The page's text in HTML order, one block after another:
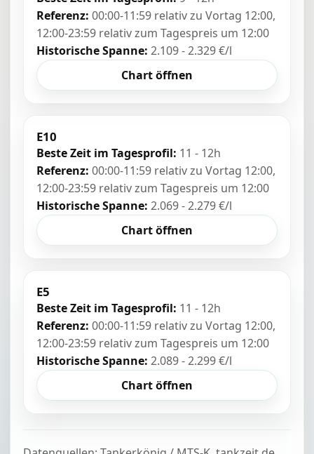
Referenz: 00:00-11:59 relativ zu Vortag 12:00,
12:00-23:59 relativ zum Tagespreis um 12:00
Historische Spanne: 2.109 - 2.329 €/l
Chart öffnen
E10
Beste Zeit im Tagesprofil: 11 - 12h
Referenz: 00:00-11:59 relativ zu Vortag 12:00,
12:00-23:59 relativ zum Tagespreis um 12:00
Historische Spanne: 2.069 - 2.279 €/l
Chart öffnen
E5
Beste Zeit im Tagesprofil: 11 - 12h
Referenz: 00:00-11:59 relativ zu Vortag 12:00,
12:00-23:59 relativ zum Tagespreis um 12:00
Historische Spanne: 2.089 - 2.299 €/l
Chart öffnen